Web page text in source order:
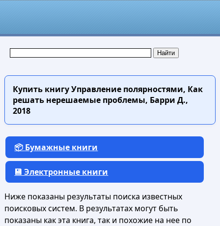
Купить книгуУправление полярностями, Как
решать нерешаемые проблемы, Барри Д.,
2018
📦 Бумажные книги
💾 Электронные книги
Ниже показаны результаты поиска известных
поисковых систем. В результатах могут быть
показаны как эта книга, так и похожие на нее по